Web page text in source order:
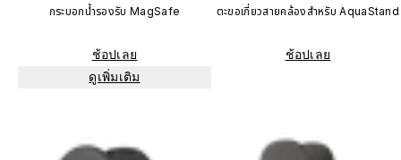
กระบอกน้ำรองรับ MagSafe
ช้อปเลย
ดูเพิ่มเติม
ตะขอเกี่ยวสายคล้องสำหรับ AquaStand
ช้อปเลย